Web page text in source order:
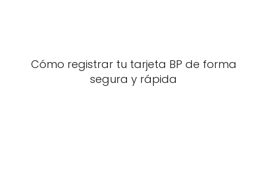
Cómo registrar tu tarjeta BP de forma
segura y rápida